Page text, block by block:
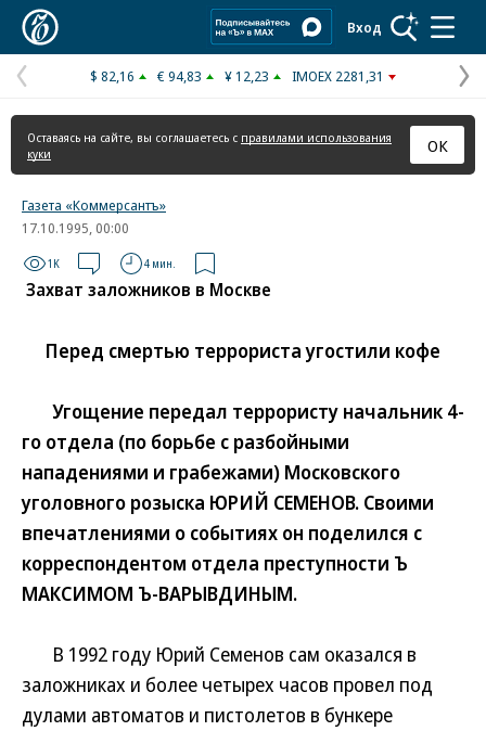
Вход
Предыдущая
страница
$ 82,16 € 94,83 ¥ 12,23 IMOEX 2281,31
Оставаясь на сайте, вы соглашаетесь с правилами использования
куки
ОК
Газета «Коммерсантъ»
17.10.1995, 00:00
1K 4 мин.
Захват заложников в Москве
Перед смертью террориста угостили кофе
Угощение передал террористу начальник 4-
го отдела (по борьбе с разбойными
нападениями и грабежами) Московского
уголовного розыска ЮРИЙ СЕМЕНОВ. Своими
впечатлениями о событиях он поделился с
корреспондентом отдела преступности Ъ
МАКСИМОМ Ъ-ВАРЫВДИНЫМ.
В 1992 году Юрий Семенов сам оказался в
заложниках и более четырех часов провел под
дулами автоматов и пистолетов в бункере